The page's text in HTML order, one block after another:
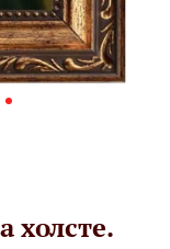
холсте.